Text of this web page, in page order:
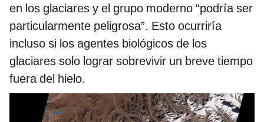
en los glaciares y el grupo moderno “podría ser
particularmente peligrosa”. Esto ocurriría
incluso si los agentes biológicos de los
glaciares solo lograr sobrevivir un breve tiempo
fuera del hielo.